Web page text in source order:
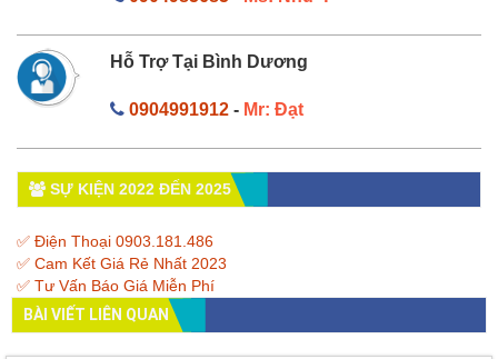
Hỗ Trợ Tại Bình Dương
0904991912- Mr: Đạt
SỰ KIỆN 2022 ĐẾN 2025
✅ Điện Thoại 0903.181.486
✅ Cam Kết Giá Rẻ Nhất 2023
✅ Tư Vấn Báo Giá Miễn Phí
BÀI VIẾT LIÊN QUAN